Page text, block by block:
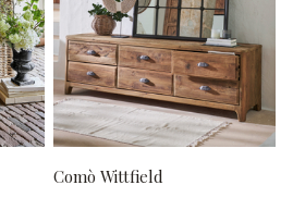
Comò Wittfield